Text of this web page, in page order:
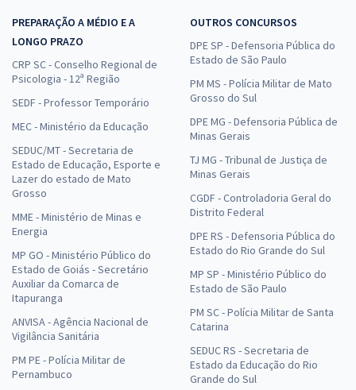
PREPARAÇÃO A MÉDIO E A
LONGO PRAZO
CRP SC - Conselho Regional de
Psicologia - 12ª Região
SEDF - Professor Temporário
MEC - Ministério da Educação
SEDUC/MT - Secretaria de
Estado de Educação, Esporte e
Lazer do estado de Mato
Grosso
MME - Ministério de Minas e
Energia
MP GO - Ministério Público do
Estado de Goiás - Secretário
Auxiliar da Comarca de
Itapuranga
ANVISA - Agência Nacional de
Vigilância Sanitária
PM PE - Polícia Militar de
Pernambuco
OUTROS CONCURSOS
DPE SP - Defensoria Pública do
Estado de São Paulo
PM MS - Polícia Militar de Mato
Grosso do Sul
DPE MG - Defensoria Pública de
Minas Gerais
TJ MG - Tribunal de Justiça de
Minas Gerais
CGDF - Controladoria Geral do
Distrito Federal
DPE RS - Defensoria Pública do
Estado do Rio Grande do Sul
MP SP - Ministério Público do
Estado de São Paulo
PM SC - Polícia Militar de Santa
Catarina
SEDUC RS - Secretaria de
Estado da Educação do Rio
Grande do Sul